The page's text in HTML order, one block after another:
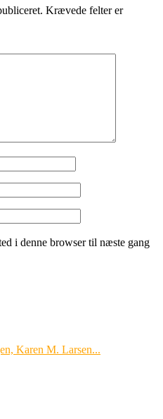
Krævede felter er
i denne browser til næste gang
Karen M. Larsen...